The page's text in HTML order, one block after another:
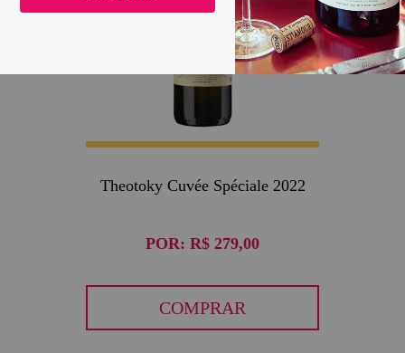
Theotoky Cuvée Spéciale 2022
POR: R$ 279,00
COMPRAR